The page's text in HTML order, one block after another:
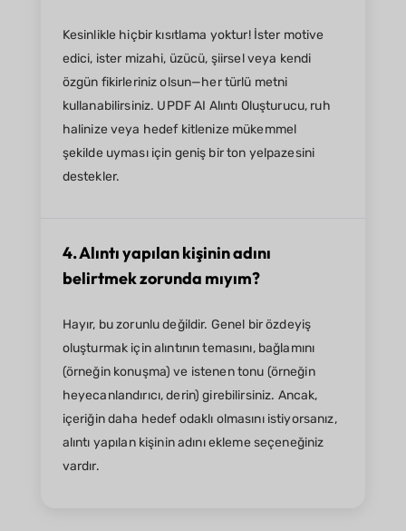
Kesinlikle hiçbir kısıtlama yoktur! İster motive
edici, ister mizahi, üzücü, şiirsel veya kendi
özgün fikirleriniz olsun—her türlü metni
kullanabilirsiniz. UPDF AI Alıntı Oluşturucu, ruh
halinize veya hedef kitlenize mükemmel
şekilde uyması için geniş bir ton yelpazesini
destekler.
4. Alıntı yapılan kişinin adını
belirtmek zorunda mıyım?
Hayır, bu zorunlu değildir. Genel bir özdeyiş
oluşturmak için alıntının temasını, bağlamını
(örneğin konuşma) ve istenen tonu (örneğin
heyecanlandırıcı, derin) girebilirsiniz. Ancak,
içeriğin daha hedef odaklı olmasını istiyorsanız,
alıntı yapılan kişinin adını ekleme seçeneğiniz
vardır.